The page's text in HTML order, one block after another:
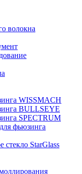
волокна
WISSMACH
BULLSEYE
SPECTRUM
фьюзинга
стекло StarGlass